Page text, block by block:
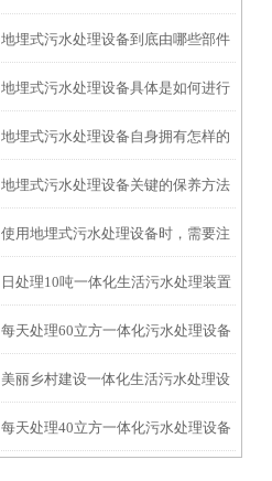
让“地下卫士”持续高效运转
地埋式污水处理设备到底由哪些部件
撑起？核心结构一文拆解
地埋式污水处理设备具体是如何进行
安装的呢？
地埋式污水处理设备自身拥有怎样的
特点呢？
地埋式污水处理设备关键的保养方法
使用地埋式污水处理设备时，需要注
意以下事项
日处理10吨一体化生活污水处理装置
每天处理60立方一体化污水处理设备
美丽乡村建设一体化生活污水处理设
备
每天处理40立方一体化污水处理设备